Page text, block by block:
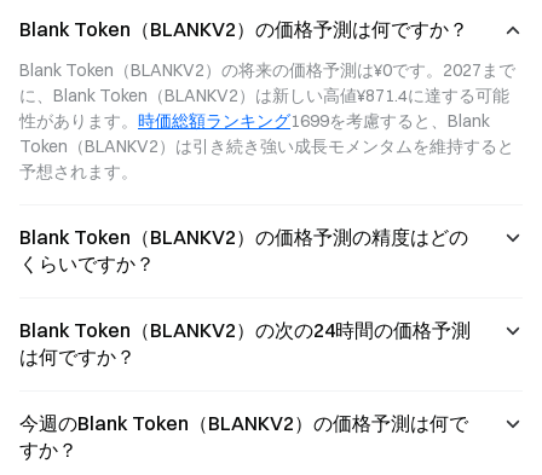
Blank Token（BLANKV2）の価格予測は何ですか？
Blank Token（BLANKV2）の将来の価格予測は¥0です。2027まで
に、Blank Token（BLANKV2）は新しい高値¥871.4に達する可能
性があります。 時価総額ランキング1699を考慮すると、Blank
Token（BLANKV2）は引き続き強い成長モメンタムを維持すると
予想されます。
Blank Token（BLANKV2）の価格予測の精度はどの
くらいですか？
Blank Token（BLANKV2）の次の24時間の価格予測
は何ですか？
今週のBlank Token（BLANKV2）の価格予測は何で
すか？